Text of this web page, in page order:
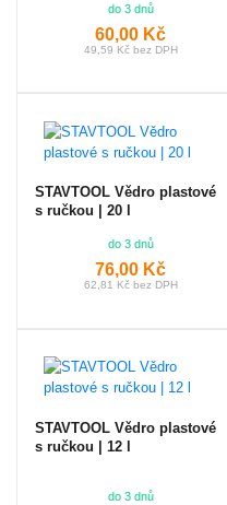
do 3 dnů
60,00 Kč
49,59 Kč bez DPH
STAVTOOL Vědro plastové
s ručkou | 20 l
do 3 dnů
76,00 Kč
62,81 Kč bez DPH
STAVTOOL Vědro plastové
s ručkou | 12 l
do 3 dnů